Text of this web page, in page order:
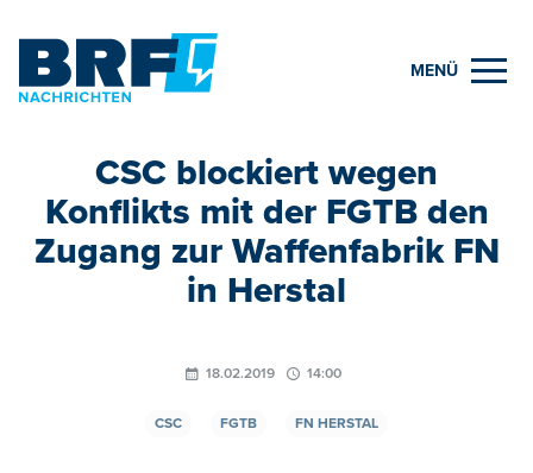
MENÜ
CSC blockiert wegen
Konflikts mit der FGTB den
Zugang zur Waffenfabrik FN
in Herstal
18.02.2019 14:00
CSC FGTB FN HERSTAL